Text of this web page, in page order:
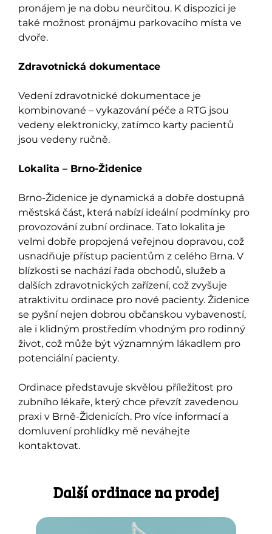
pronájem je na dobu neurčitou. K dispozici je
také možnost pronájmu parkovacího místa ve
dvoře.
Zdravotnická dokumentace
Vedení zdravotnické dokumentace je
kombinované – vykazování péče a RTG jsou
vedeny elektronicky, zatímco karty pacientů
jsou vedeny ručně.
Lokalita – Brno-Židenice
Brno-Židenice je dynamická a dobře dostupná
městská část, která nabízí ideální podmínky pro
provozování zubní ordinace. Tato lokalita je
velmi dobře propojená veřejnou dopravou, což
usnadňuje přístup pacientům z celého Brna. V
blízkosti se nachází řada obchodů, služeb a
dalších zdravotnických zařízení, což zvyšuje
atraktivitu ordinace pro nové pacienty. Židenice
se pyšní nejen dobrou občanskou vybaveností,
ale i klidným prostředím vhodným pro rodinný
život, což může být významným lákadlem pro
potenciální pacienty.
Ordinace představuje skvělou příležitost pro
zubního lékaře, který chce převzít zavedenou
praxi v Brně-Židenicích. Pro více informací a
domluvení prohlídky mě neváhejte
kontaktovat.
Další ordinace na prodej